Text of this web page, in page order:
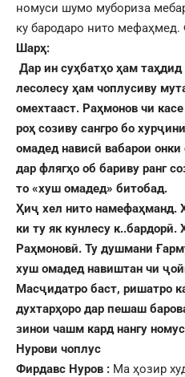
номуси шумо мубориза
ку бародаро нито
Шарҳ:
Дар ин суҳбатҳо ҳам
лесолесу ҳам чоплусиву
омехтааст. Раҳмонов чи
роҳ созиву сангро бо
омадед нависӣ вабарои
дар флягҳо об бариву ранг
то «хуш омадед» битобад.
Ҳиҷ хел нито намефаҳманд.
ки ту як кунлесу к..бардорӣ.
Раҳмоновӣ. Ту душмани
хуш омадед навиштан чи
Масҷидатро баст, ришатро
духтарҳоро дар пешаш
зинои чашм кард нангу
Нурови чоплус
Фирдавс Нуров : Ма ҳозир